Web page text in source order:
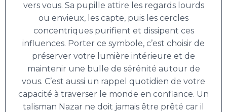
vers vous. Sa pupille attire les regards lourds
ou envieux, les capte, puis les cercles
concentriques purifient et dissipent ces
influences. Porter ce symbole, c’est choisir de
préserver votre lumière intérieure et de
maintenir une bulle de sérénité autour de
vous. C’est aussi un rappel quotidien de votre
capacité à traverser le monde en confiance. Un
talisman Nazar ne doit jamais être prêté car il